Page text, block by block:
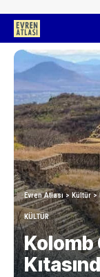
Evren Atlası > Kültür>
KÜLTÜR
Kolomb